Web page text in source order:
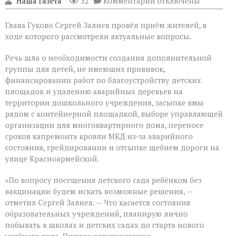
записи
Гуково
Сергей
Залиев
приём
жителей
Глава Гуково Сергей Залиев провёл приём жителей, в
ходе которого рассмотрели актуальные вопросы.
Речь шла о необходимости создания дополнительной
группы для детей, не имеющих прививок,
финансировании работ по благоустройству детских
площадок и удалению аварийных деревьев на
территории дошкольного учреждения, засыпке ямы
рядом с контейнерной площадкой, выборе управляющей
организации для многоквартирного дома, переносе
сроков капремонта кровли МКД из‑за аварийного
состояния, грейдировании и отсыпке щебнем дороги на
улице Красноармейской.
«По вопросу посещения детского сада ребёнком без
вакцинации будем искать возможные решения, —
отметил Сергей Залиев. — Что касается состояния
образовательных учреждений, планирую лично
побывать в школах и детских садах до старта нового